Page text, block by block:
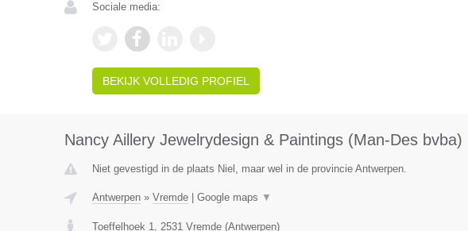
Sociale media:
BEKIJK VOLLEDIG PROFIEL
Nancy Aillery Jewelrydesign & Paintings (Man-Des bvba)
Niet gevestigd in de plaats Niel, maar wel in de provincie Antwerpen.
Antwerpen» Vremde| Google maps ▼
Toeffelhoek 1, 2531 Vremde(Antwerpen)